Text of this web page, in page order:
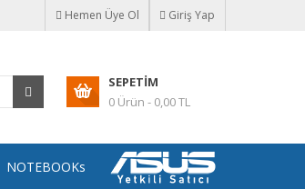
Hemen Üye Ol Giriş Yap
SEPETIM
0 Ürün - 0,00 TL
NOTEBOOKs